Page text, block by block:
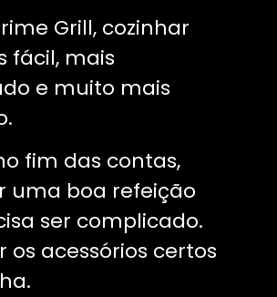
Grill, cozinhar
fácil, mais
e muito mais
fim das contas,
uma boa refeição
ser complicado.
os acessórios certos